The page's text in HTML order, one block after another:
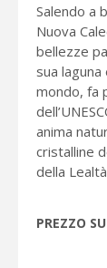
Salendo a
Nuova
bellezze
sua
mondo, fa
anima
cristalline
della
PREZZO